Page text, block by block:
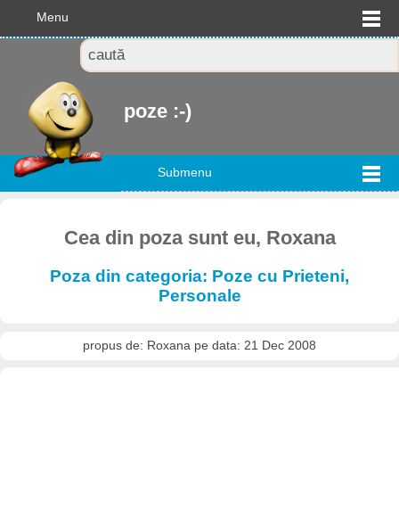
Menu
poze :-)
Submenu
Cea din poza sunt eu, Roxana
Poza din categoria: Poze cu Prieteni,
Personale
propus de: Roxana pe data: 21 Dec 2008